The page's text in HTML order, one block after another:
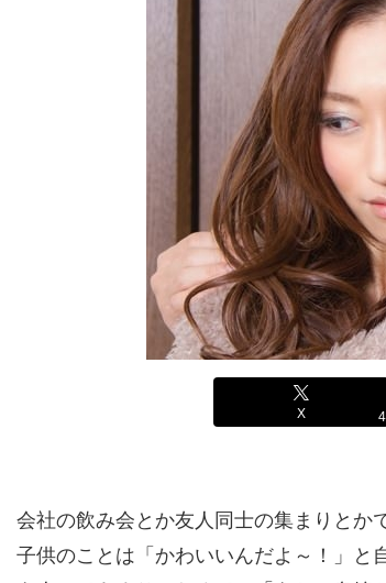
X 4
会社の飲み会とか友人同士の集まりとか
子供のことは「かわいいんだよ～！」と